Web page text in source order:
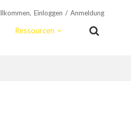
Einloggen / Anmeldung
Ressourcen